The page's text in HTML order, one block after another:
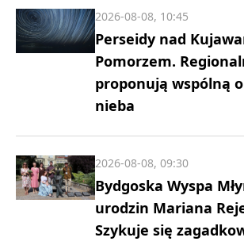
Perseidy nad
Pomorzem.
proponują wspólną
nieba
2026-08-08, 10:45
Bydgoska Wyspa
urodzin Mariana
Szykuje się
2026-08-08, 09:30